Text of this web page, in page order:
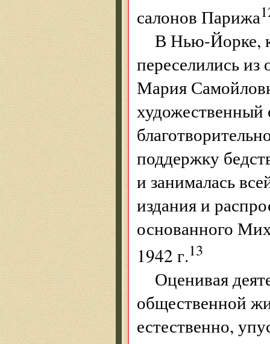
салонов Парижа
В Нью-Йорке,
переселились
Мария
художественный
поддержку
и занималась
издания и
основанного
1942 г.13
Оценивая
общественной
естественно,